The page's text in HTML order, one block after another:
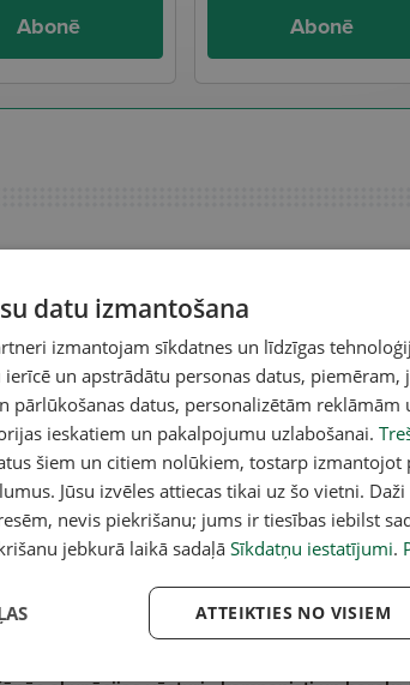
Abonē
Abonē
datu izmantošana
izmantojam sīkdatnes un līdzīgas
un apstrādātu personas datus, piemēram,
pārlūkošanas datus, personalizētām
ieskatiem un pakalpojumu uzlabošanai.
šiem un citiem nolūkiem, tostarp izmantojot
Jūsu izvēles attiecas tikai uz šo vietni.
nevis piekrišanu; jums ir tiesības iebilst
jebkurā laikā sadaļāSīkdatņu iestatījumi.
ATTEIKTIES NO VISIEM